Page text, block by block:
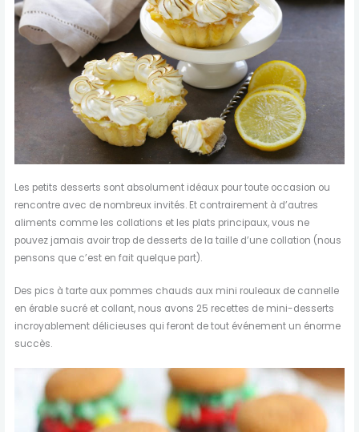
Les petits desserts sont absolument idéaux pour toute occasion ou
rencontre avec de nombreux invités. Et contrairement à d’autres
aliments comme les collations et les plats principaux, vous ne
pouvez jamais avoir trop de desserts de la taille d’une collation (nous
pensons que c’est en fait quelque part).
Des pics à tarte aux pommes chauds aux mini rouleaux de cannelle
en érable sucré et collant, nous avons 25 recettes de mini-desserts
incroyablement délicieuses qui feront de tout événement un énorme
succès.